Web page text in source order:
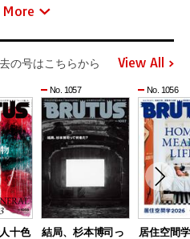
の号はこちらから View All
十色
No. 1057
結局、杉本博司っ
No. 1056
居住空間